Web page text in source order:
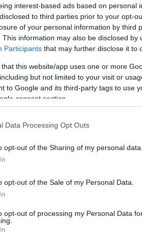
interest-based ads based on personal
to third parties prior to your opt-
of your personal information by third
This information may also be disclosed by
Participants that may further disclose it to
that this website/app uses one or more
but not limited to your visit or
to Google and its third-party tags to use
consent section.
Data Processing Opt Outs
opt-out of the Sharing of my personal data.
opt-out of the Sale of my Personal Data.
opt-out of processing my Personal Data
1991-es Nevermind albumának húszéves
a homoszexualitás és a popzene viszonyáról
el befejezni: George Michael, Freddie
és a…
katimelegpop